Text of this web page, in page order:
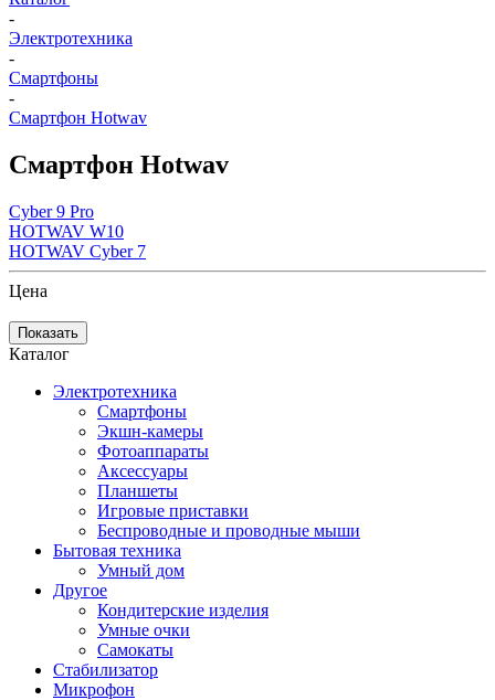
-
Электротехника
-
Смартфоны
-
Cмартфон Hotwav
Cмартфон Hotwav
Cyber 9 Pro
HOTWAV W10
HOTWAV Cyber 7
Цена
Показать
Каталог
Электротехника
Смартфоны
Экшн-камеры
Фотоаппараты
Аксессуары
Планшеты
Игровые приставки
Беспроводные и проводные мыши
Бытовая техника
Умный дом
Другое
Кондитерские изделия
Умные очки
Самокаты
Стабилизатор
Микрофон